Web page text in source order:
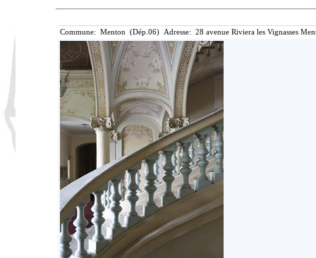
Commune: Menton (Dép.06) Adresse: 28 avenue Riviera les Vignasses